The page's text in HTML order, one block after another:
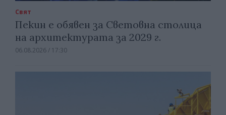
Свят
Пекин е обявен за Световна столица
на архитектурата за 2029 г.
06.08.2026 / 17:30